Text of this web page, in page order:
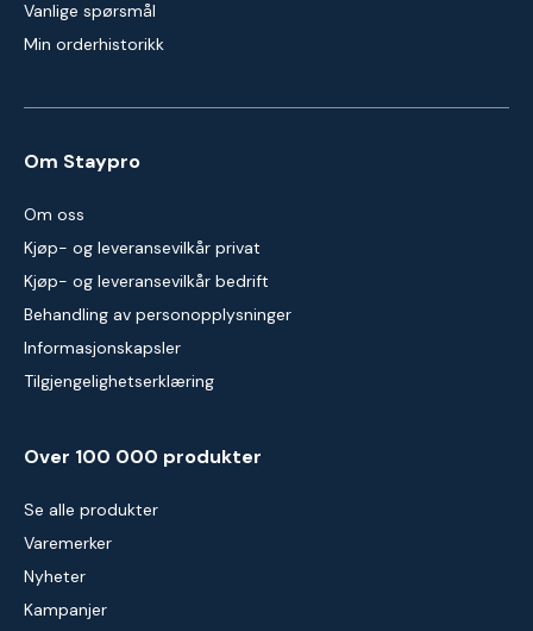
Vanlige spørsmål
Min orderhistorikk
Om Staypro
Om oss
Kjøp- og leveransevilkår privat
Kjøp- og leveransevilkår bedrift
Behandling av personopplysninger
Informasjonskapsler
Tilgjengelighetserklæring
Over 100 000 produkter
Se alle produkter
Varemerker
Nyheter
Kampanjer